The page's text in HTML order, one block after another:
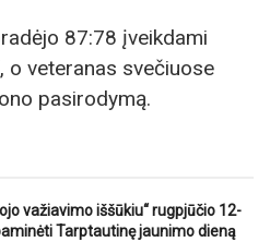
87:78 įveikdami
o veteranas svečiuose
pasirodymą.
važiavimo iššūkiu“ rugpjūčio 12-
Tarptautinę jaunimo dieną